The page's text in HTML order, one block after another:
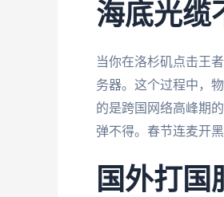
海底光缆
当你在洛杉矶点击王
务器。这个过程中，
的是跨国网络高峰期
弹不得。春节连麦开
国外打国